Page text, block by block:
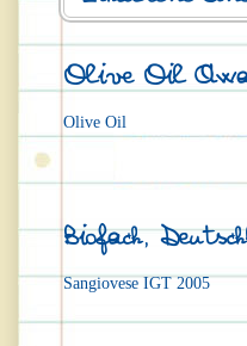
Olive Oil
Olive Oil
Biofach,
Sangiovese IGT 2005